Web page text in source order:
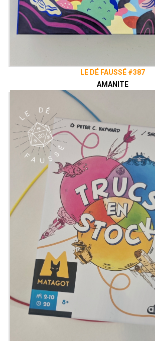
LE DÉ FAUSSÉ #387
AMANITE